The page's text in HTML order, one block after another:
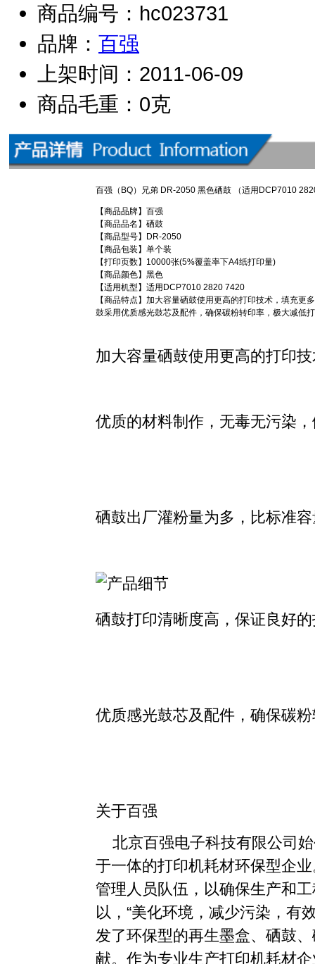
商品编号：hc023731
品牌： 百强
上架时间：2011-06-09
商品毛重：0克
百强（BQ）兄弟 DR-2050 黑色硒鼓 （适用DCP7010
【商品品牌】百强
【商品品名】硒鼓
【商品型号】DR-2050
【商品包装】单个装
【打印页数】10000张(5%覆盖率下A4纸打印量)
【商品颜色】黑色
【适用机型】适用DCP7010 2820 7420
【商品特点】加大容量硒鼓使用更高的打印技术，填充更
鼓采用优质感光鼓芯及配件，确保碳粉转印率，极大减低
加大容量硒鼓使用更高的打印
优质的材料制作，无毒无污染
硒鼓出厂灌粉量为多，比标准
硒鼓打印清晰度高，保证良好
优质感光鼓芯及配件，确保碳
关于百强
北京百强电子科技有限公司
于一体的打印机耗材环保型企
管理人员队伍，以确保生产和
以，“美化环境，减少污染，有
发了环保型的再生墨盒、硒鼓
献。作为专业生产打印机耗材